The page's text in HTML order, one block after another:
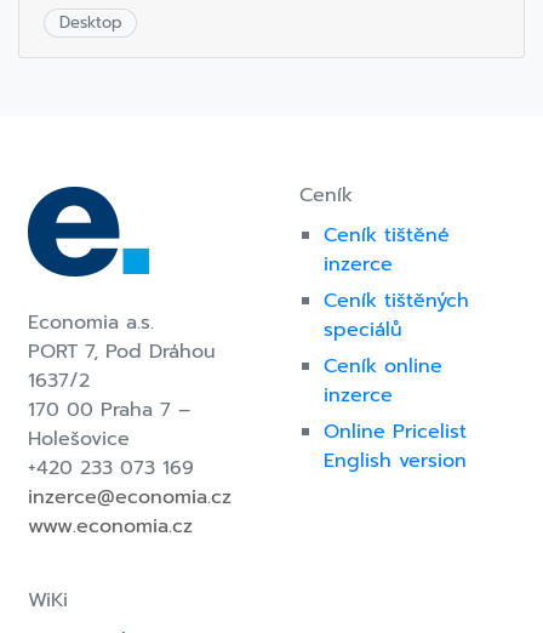
Desktop
příspěvek
Economia a.s.
PORT 7, Pod Dráhou
1637/2
170 00 Praha 7 –
Holešovice
+420 233 073 169
inzerce@economia.cz
www.economia.cz
Ceník
Ceník tištěné
inzerce
Ceník tištěných
speciálů
Ceník online
inzerce
Online Pricelist
English version
WiKi